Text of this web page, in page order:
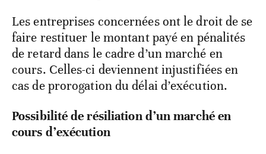
Les entreprises concernées ont le droit de se
faire restituer le montant payé en pénalités
de retard dans le cadre d’un marché en
cours. Celles-ci deviennent injustifiées en
cas de prorogation du délai d’exécution.
Possibilité de résiliation d’un marché en
cours d’exécution